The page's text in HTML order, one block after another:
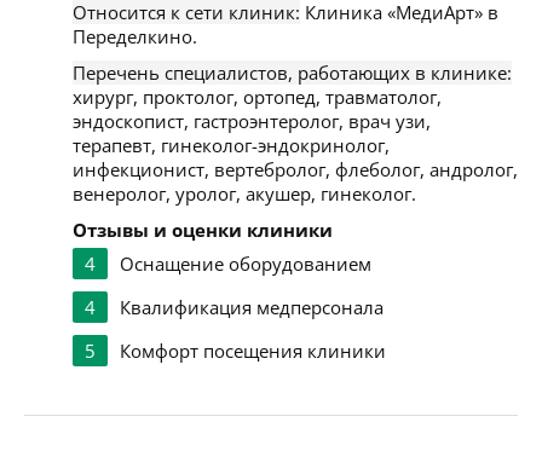
Относится к сети клиник: Клиника «МедиАрт» в
Переделкино.
Перечень специалистов, работающих в клинике:
хирург, проктолог, ортопед, травматолог,
эндоскопист, гастроэнтеролог, врач узи,
терапевт, гинеколог-эндокринолог,
инфекционист, вертебролог, флеболог, андролог,
венеролог, уролог, акушер, гинеколог.
Отзывы и оценки клиники
4
Оснащение оборудованием
4
Квалификация медперсонала
5
Комфорт посещения клиники